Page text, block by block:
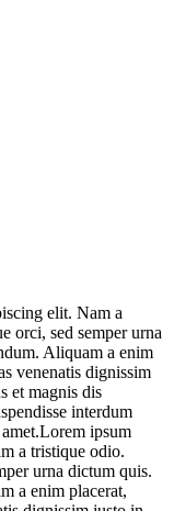
elit. Nam a
orci, sed semper urna
Aliquam a enim
venenatis dignissim
et magnis dis
interdum
ipsum
a tristique odio.
urna dictum quis.
a enim placerat,